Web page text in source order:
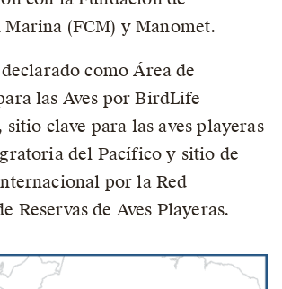
Marina (FCM) y Manomet.
como Área de
las Aves por BirdLife
clave para las aves playeras
del Pacífico y sitio de
por la Red
Reservas de Aves Playeras.